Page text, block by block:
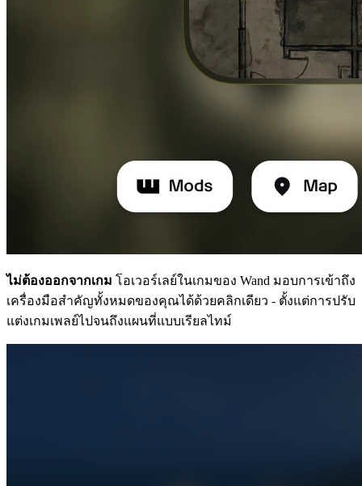
ไม่ต้องออกจากเกม โอเวอร์เลย์ในเกมของ Wand มอบการเข้าถึง
เครื่องมือสำคัญทั้งหมดของคุณได้ด้วยคลิกเดียว - ตั้งแต่การปรับ
แต่งเกมเพลย์ไปจนถึงแผนที่แบบเรียลไทม์